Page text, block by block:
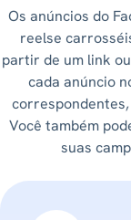
Os anúncios do
reelse
partir de um link
cada anúncio
Você também
suas